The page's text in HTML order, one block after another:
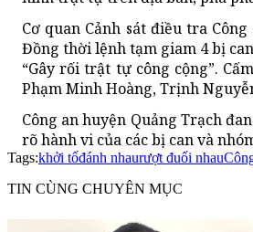
Cơ quan Cảnh sát điều tra
Đồng thời lệnh tạm giam 4 bị
“Gây rối trật tự công cộng”.
Phạm Minh Hoàng, Trịnh
Công an huyện Quảng Trạch
rõ hành vi của các bị can và
Tags:khởi tốđánh nhaurượt đuổi nhau
TIN CÙNG CHUYÊN MỤC